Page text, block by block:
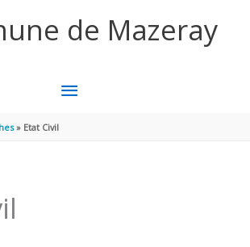
de Mazeray
MENU
PRINCIPAL
Etat Civil